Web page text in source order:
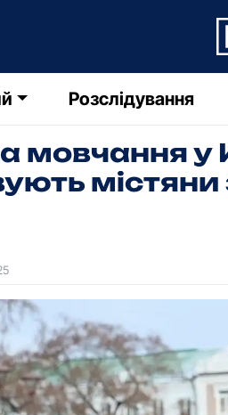
Розслідування
мовчання у
містяни